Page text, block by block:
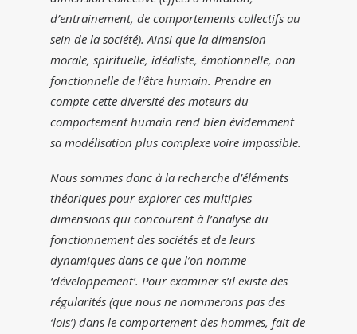
d’entrainement, de comportements collectifs au
sein de la société). Ainsi que la dimension
morale, spirituelle, idéaliste, émotionnelle, non
fonctionnelle de l’être humain. Prendre en
compte cette diversité des moteurs du
comportement humain rend bien évidemment
sa modélisation plus complexe voire impossible.
Nous sommes donc à la recherche d’éléments
théoriques pour explorer ces multiples
dimensions qui concourent à l’analyse du
fonctionnement des sociétés et de leurs
dynamiques dans ce que l’on nomme
‘développement’. Pour examiner s’il existe des
régularités (que nous ne nommerons pas des
‘lois’) dans le comportement des hommes, fait de